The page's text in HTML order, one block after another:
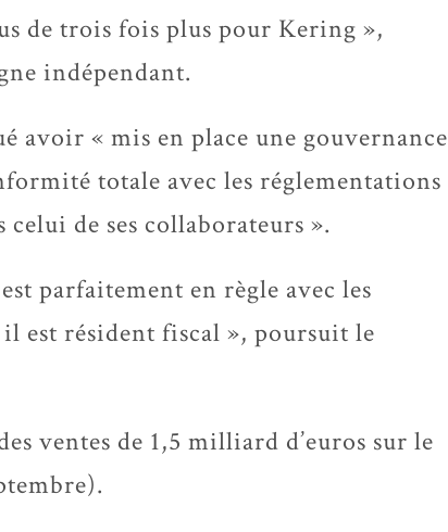
de trois fois plus pour Kering »,
indépendant.
avoir « mis en place une gouvernance
totale avec les réglementations
de ses collaborateurs ».
parfaitement en règle avec les
est résident fiscal », poursuit le
ventes de 1,5 milliard d’euros sur le